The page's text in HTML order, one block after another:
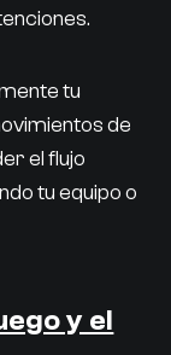
tu
de
el flujo
tu equipo o
y el